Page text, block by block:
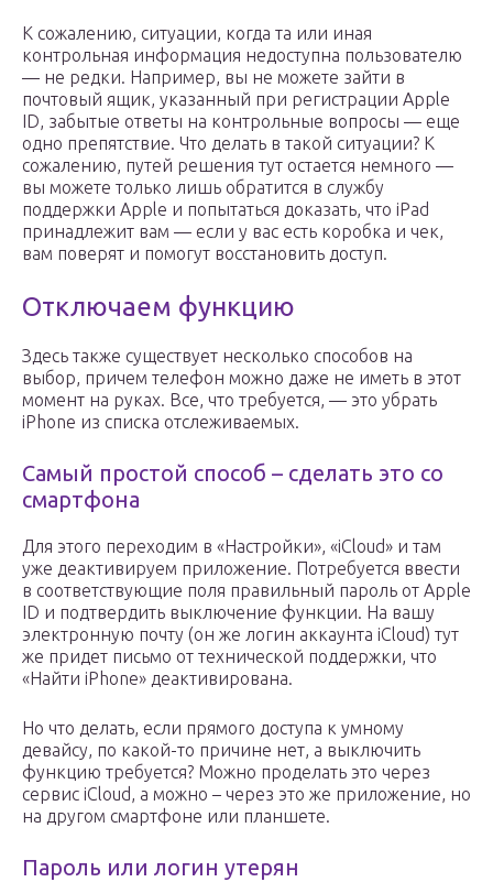
К сожалению, ситуации, когда та или иная
контрольная информация недоступна пользователю
— не редки. Например, вы не можете зайти в
почтовый ящик, указанный при регистрации Apple
ID, забытые ответы на контрольные вопросы — еще
одно препятствие. Что делать в такой ситуации? К
сожалению, путей решения тут остается немного —
вы можете только лишь обратится в службу
поддержки Apple и попытаться доказать, что iPad
принадлежит вам — если у вас есть коробка и чек,
вам поверят и помогут восстановить доступ.
Отключаем функцию
Здесь также существует несколько способов на
выбор, причем телефон можно даже не иметь в этот
момент на руках. Все, что требуется, — это убрать
iPhone из списка отслеживаемых.
Самый простой способ – сделать это со
смартфона
Для этого переходим в «Настройки», «iCloud» и там
уже деактивируем приложение. Потребуется ввести
в соответствующие поля правильный пароль от Apple
ID и подтвердить выключение функции. На вашу
электронную почту (он же логин аккаунта iCloud) тут
же придет письмо от технической поддержки, что
«Найти iPhone» деактивирована.
Но что делать, если прямого доступа к умному
девайсу, по какой-то причине нет, а выключить
функцию требуется? Можно проделать это через
сервис iCloud, а можно – через это же приложение, но
на другом смартфоне или планшете.
Пароль или логин утерян